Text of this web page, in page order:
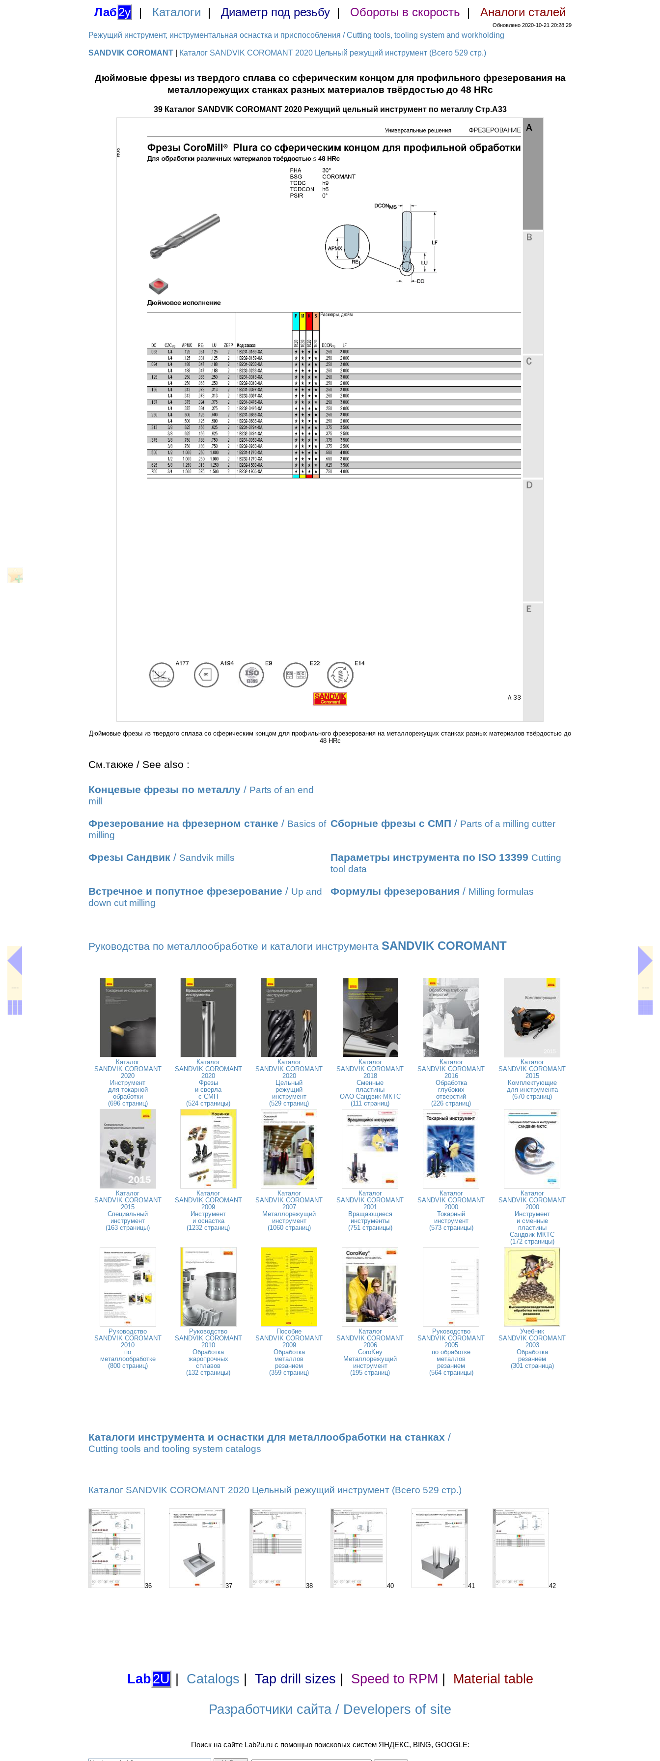
Лаб2у | Каталоги | Диаметр под резьбу | Обороты в скорость | Аналоги сталей
Обновлено 2020-10-21 20:28:29
Режущий инструмент, инструментальная оснастка и приспособления / Cutting tools, tooling system and workholding
SANDVIK COROMANT Каталог SANDVIK COROMANT 2020 Цельный режущий инструмент (Всего 529 стр.)
Дюймовые фрезы из твердого сплава со сферическим концом для профильного фрезерования на
металлорежущих станках разных материалов твёрдостью до 48 HRc
39 Каталог SANDVIK COROMANT 2020 Режущий цельный инструмент по металлу Стр.A33
Дюймовые фрезы из твердого сплава со сферическим концом для профильного фрезерования на металлорежущих станках разных материалов твёрдостью до
48 HRc
См.также / See also :
Концевые фрезы по металлу / Parts of an end
mill
Фрезерование на фрезерном станке / Basics of
milling
Сборные фрезы с СМП / Parts of a milling cutter
Фрезы Сандвик / Sandvik mills Параметры инструмента по ISO 13399 Cutting
tool data
Встречное и попутное фрезерование / Up and
down cut milling
Формулы фрезерования / Milling formulas
Руководства по металлообработке и каталоги инструмента SANDVIK COROMANT
Каталог
SANDVIK COROMANT
2020
Инструмент
для токарной
обработки
(696 страниц)
Каталог
SANDVIK COROMANT
2020
Фрезы
и сверла
с СМП
(524 страницы)
Каталог
SANDVIK COROMANT
2020
Цельный
режущий
инструмент
(529 страниц)
Каталог
SANDVIK COROMANT
2018
Сменные
пластины
ОАО Сандвик-МКТС
(111 страниц)
Каталог
SANDVIK COROMANT
2016
Обработка
глубоких
отверстий
(226 страниц)
Каталог
SANDVIK COROMANT
2015
Комплектующие
для инструмента
(670 страниц)
Каталог
SANDVIK COROMANT
2015
Специальный
инструмент
(163 страницы)
Каталог
SANDVIK COROMANT
2009
Инструмент
и оснастка
(1232 страниц)
Каталог
SANDVIK COROMANT
2007
Металлорежущий
инструмент
(1060 страниц)
Каталог
SANDVIK COROMANT
2001
Вращающиеся
инструменты
(751 страницы)
Каталог
SANDVIK COROMANT
2000
Токарный
инструмент
(573 страницы)
Каталог
SANDVIK COROMANT
2000
Инструмент
и сменные
пластины
Сандвик МКТС
(172 страницы)
Руководство
SANDVIK COROMANT
2010
по
металлообработке
(800 страниц)
Руководство
SANDVIK COROMANT
2010
Обработка
жаропрочных
сплавов
(132 страницы)
Пособие
SANDVIK COROMANT
2009
Обработка
металлов
резанием
(359 страниц)
Каталог
SANDVIK COROMANT
2006
CoroKey
Металлорежущий
инструмент
(195 страниц)
Руководство
SANDVIK COROMANT
2005
по обработке
металлов
резанием
(564 страницы)
Учебник
SANDVIK COROMANT
2003
Обработка
резанием
(301 страница)
Каталоги инструмента и оснастки для металлообработки на станках /
Cutting tools and tooling system catalogs
Каталог SANDVIK COROMANT 2020 Цельный режущий инструмент (Всего 529 стр.)
36 37 38 40 41 42
--- ---
Lab2U Catalogs Tap drill sizes Speed to RPM Material table
Разработчики сайта / Developers of site
Поиск на сайте Lab2u.ru с помощью поисковых систем ЯНДЕКС, BING, GOOGLE: